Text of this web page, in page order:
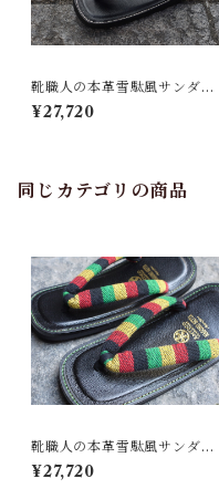
靴職人の本革雪駄風サンダル
「那古野雪駄」（鼻緒：ST#0
24)
¥27,720
同じカテゴリの商品
靴職人の本革雪駄風サンダル
「那古野雪駄」（鼻緒：ST#0
40)
¥27,720